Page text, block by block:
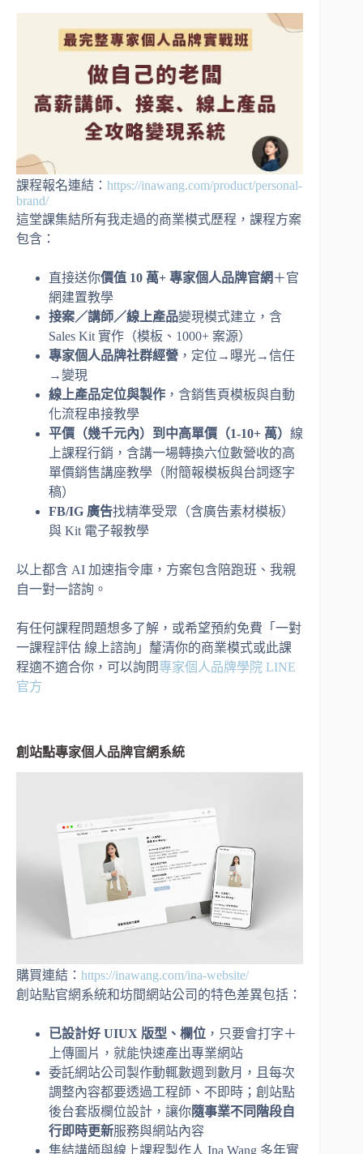
課程報名連結： https://inawang.com/product/personal-
brand/
這堂課集結所有我走過的商業模式歷程，課程方案
包含：
直接送你價值 10 萬+ 專家個人品牌官網 ＋官
網建置教學
接案／講師／線上產品變現模式建立，含
Sales Kit 實作（模板、1000+ 案源）
專家個人品牌社群經營 ，定位→曝光→信任
→變現
線上產品定位與製作 ，含銷售頁模板與自動
化流程串接教學
平價（幾千元內）到中高單價（1-10+ 萬） 線
上課程行銷，含講一場轉換六位數營收的高
單價銷售講座教學（附簡報模板與台詞逐字
稿）
FB/IG 廣告找精準受眾（含廣告素材模板）
與 Kit 電子報教學
以上都含 AI 加速指令庫，方案包含陪跑班、我親
自一對一諮詢。
有任何課程問題想多了解，或希望預約免費「一對
一課程評估 線上諮詢」釐清你的商業模式或此課
程適不適合你，可以詢問專家個人品牌學院 LINE
官方
創站點專家個人品牌官網系統
購買連結： https://inawang.com/ina-website/
創站點官網系統和坊間網站公司的特色差異包括：
已設計好 UIUX 版型、欄位 ，只要會打字＋
上傳圖片，就能快速產出專業網站
委託網站公司製作動輒數週到數月，且每次
調整內容都要透過工程師、不即時；創站點
後台套版欄位設計，讓你隨事業不同階段自
行即時更新服務與網站內容
集結講師與線上課程製作人 Ina Wang 多年實